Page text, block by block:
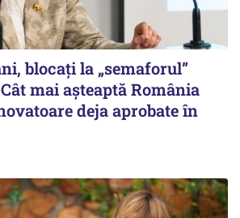
blocați la „semaforul”
mai așteaptă România
deja aprobate în